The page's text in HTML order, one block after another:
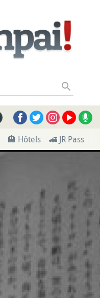
🏨 Hôtels 🚄 JR Pass